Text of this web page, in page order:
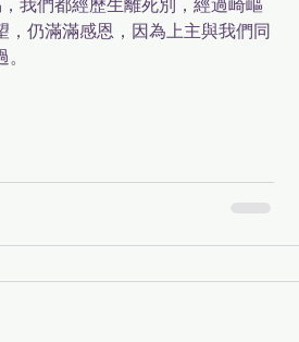
我們都經歷生離死別，經過崎嶇
，仍滿滿感恩，因為上主與我們同